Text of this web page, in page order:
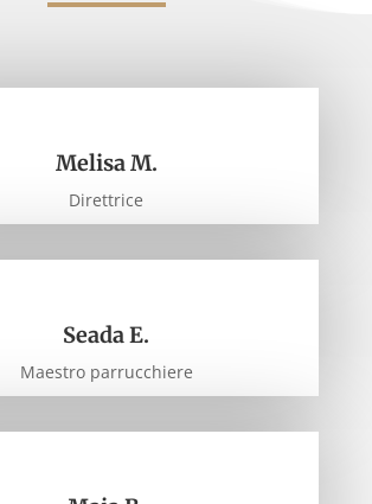
Melisa M.
Direttrice
Seada E.
Maestro parrucchiere